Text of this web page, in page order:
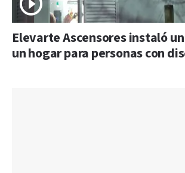
Elevarte Ascensores instaló
un hogar para personas con